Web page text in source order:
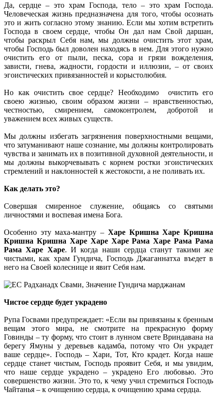
Да, сердце – это храм Господа, тело – это храм Господа.
Человеческая жизнь предназначена для того, чтобы осознать
это и жить согласно этому знанию. Если мы хотим встретить
Господа в своем сердце, чтобы Он дал нам Свой даршан,
чтобы раскрыл Себя нам, мы должны очистить этот храм,
чтобы Господь был доволен находясь в нем. Для этого нужно
очистить его от пыли, песка, сора и грязи вожделения,
зависти, гнева, жадности, гордости и иллюзии, – от своих
эгоистических привязанностей и корыстолюбия.
Но как очистить свое сердце? Необходимо очистить его
своею жизнью, своим образом жизни – нравственностью,
честностью, смирением, самоконтролем, добротой и
уважением всех живых существ.
Мы должны избегать загрязнения поверхностными вещами,
что затуманивают наше сознание, мы должны контролировать
чувства и занимать их в позитивной духовной деятельности, и
мы должны выкорчевывать с корнем ростки эгоистических
стремлений и наклонностей к жестокости, а не поливать их.
Как делать это?
Совершая смиренное служение, общаясь со святыми
личностями и воспевая имена Бога.
Особенно эту маха-мантру – Харе Кришна Харе Кришна
Кришна Кришна Харе Харе Харе Рама Харе Рама Рама
Рама Харе Харе. И когда наши сердца станут такими же
чистыми, как храм Гундича, Господь Джаганнатха въедет в
него на Своей колеснице и явит Себя нам.
Чистое сердце будет украдено
Рупа Госвами предупреждает: «Если вы привязаны к бренным
вещам этого мира, не смотрите на прекрасную форму
Говинды – ту форму, что стоит в лунном свете Вриндавана на
берегу Ямуны у деревьев кадамба, потому что Он украдет
ваше сердце». Господь – Хари, Тот, Кто крадет. Когда наше
сердце станет чистым, Господь проявит Себя, и мы увидим,
что наше сердце украдено – украдено Его любовью. Это
совершенство жизни. Это то, к чему учил стремиться Господь
Чайтанья – к очищению сердца, к очищению храма сердца.